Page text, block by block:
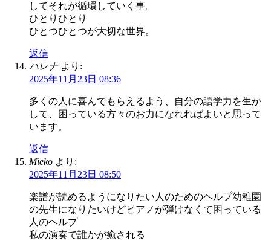
してそれが循環していく事。
ひとりひとり
ひとつひとつが大切な世界。
返信
ハレナ より:
2025年11月23日 08:36
多くの人に喜んでもらえるよう、自分の語学力を生か
して、困っている方々のお力になれればよいと思って
います。
返信
Mieko より:
2025年11月23日 08:50
楽譜が読めるようになりたい人のためのヘルプ幼稚園
の先生になりたいけどピアノが弾けなくて困っている
人のヘルプ
私の演奏で誰かが癒される